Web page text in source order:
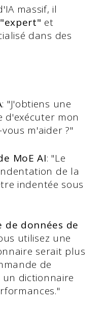
massif, il
"expert" et
dans des
: "J'obtiens une
d'exécuter mon
m'aider ?"
MoE AI: "Le
de la
indentée sous
données de
utilisez une
serait plus
de
dictionnaire